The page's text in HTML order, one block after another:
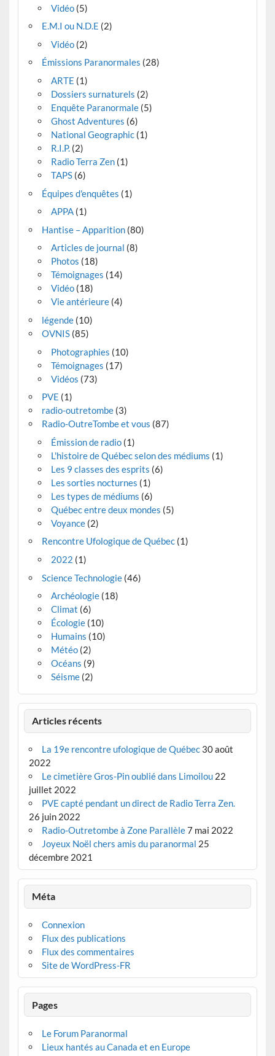
Vidéo(5)
E.M.I ou N.D.E (2)
Vidéo(2)
Émissions Paranormales (28)
ARTE (1)
Dossiers surnaturels (2)
Enquête Paranormale(5)
Ghost Adventures (6)
National Geographic(1)
R.I.P.(2)
Radio Terra Zen(1)
TAPS(6)
Équipes d'enquêtes (1)
APPA(1)
Hantise – Apparition(80)
Articles de journal (8)
Photos (18)
Témoignages (14)
Vidéo(18)
Vie antérieure(4)
légende(10)
OVNIS(85)
Photographies (10)
Témoignages (17)
Vidéos (73)
PVE (1)
radio-outretombe(3)
Radio-OutreTombe et vous (87)
Émission de radio(1)
L'histoire de Québec selon des médiums (1)
Les 9 classes des esprits (6)
Les sorties nocturnes (1)
Les types de médiums (6)
Québec entre deux mondes (5)
Voyance(2)
Rencontre Ufologique de Québec(1)
2022 (1)
Science Technologie(46)
Archéologie(18)
Climat (6)
Écologie(10)
Humains (10)
Météo(2)
Océans (9)
Séisme(2)
Articles récents
La 19e rencontre ufologique de Québec 30 août
2022
Le cimetière Gros-Pin oublié dans Limoilou 22
juillet 2022
PVE capté pendant un direct de Radio Terra Zen.
26 juin 2022
Radio-Outretombe à Zone Parallèle7 mai 2022
Joyeux Noël chers amis du paranormal 25
décembre 2021
Méta
Connexion
Flux des publications
Flux des commentaires
Site de WordPress-FR
Pages
Le Forum Paranormal
Lieux hantés au Canada et en Europe